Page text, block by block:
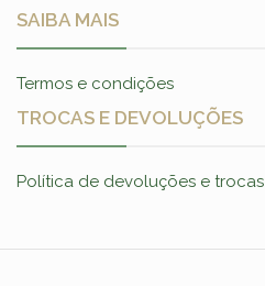
SAIBA MAIS
Termos e condições
TROCAS E DEVOLUÇÕES
Política de devoluções e trocas